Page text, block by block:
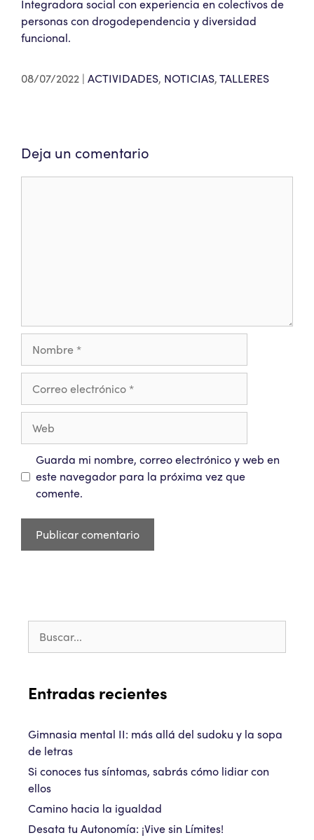
Integradora social con experiencia en colectivos de
personas con drogodependencia y diversidad
funcional.
08/07/2022 ACTIVIDADES, NOTICIAS,TALLERES
Deja un comentario
Guarda mi nombre, correo electrónico y web en
este navegador para la próxima vez que
comente.
Entradas recientes
Gimnasia mental II: más allá del sudoku y la sopa
de letras
Si conoces tus síntomas, sabrás cómo lidiar con
ellos
Camino hacia la igualdad
Desata tu Autonomía: ¡Vive sin Límites!